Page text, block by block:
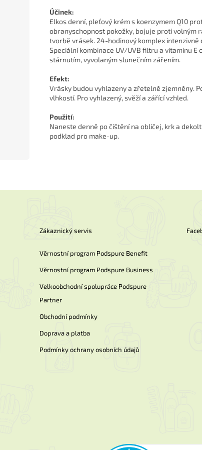
Účinek:
Elkos denní, pleťový krém s koenzymem Q10
obranyschopnost pokožky, bojuje proti volným
tvorbě vrásek. 24-hodinový komplex
Speciální kombinace UV/UVB filtru a vitaminu
stárnutím, vyvolaným slunečním zářením.
Efekt:
Vrásky budou vyhlazeny a zřetelně zjemněny.
vlhkostí. Pro vyhlazený, svěží a zářící vzhled.
Použití:
Naneste denně po čištění na obličej, krk a
podklad pro make-up.
Zákaznický servis
Věrnostní program Podspure Benefit
Věrnostní program Podspure Business
Velkoobchodní spolupráce Podspure
Partner
Obchodní podmínky
Doprava a platba
Podmínky ochrany osobních údajů